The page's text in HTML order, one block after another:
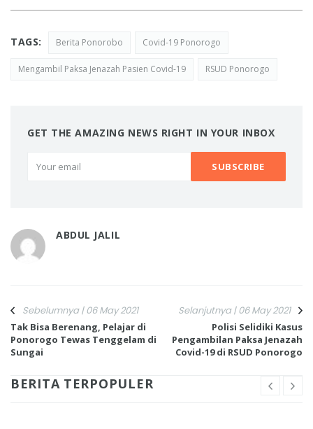
TAGS: Berita Ponorobo Covid-19 Ponorogo
Mengambil Paksa Jenazah Pasien Covid-19 RSUD Ponorogo
GET THE AMAZING NEWS RIGHT IN YOUR INBOX
ABDUL JALIL
Sebelumnya | 06 May 2021
Tak Bisa Berenang, Pelajar di
Ponorogo Tewas Tenggelam di
Sungai
Selanjutnya | 06 May 2021
Polisi Selidiki Kasus
Pengambilan Paksa Jenazah
Covid-19 di RSUD Ponorogo
BERITA TERPOPULER